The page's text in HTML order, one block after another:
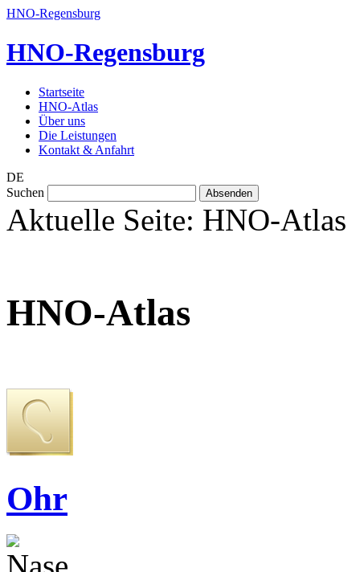
HNO-Regensburg
HNO-Regensburg
Startseite
HNO-Atlas
Über uns
Die Leistungen
Kontakt & Anfahrt
DE
Suchen
Aktuelle Seite: HNO-Atlas
HNO-Atlas
Ohr